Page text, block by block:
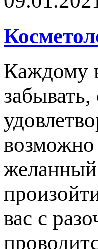
Каждому
возможно
желанный
вас с